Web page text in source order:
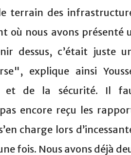
terrain des
où nous avons présenté
dessus, c’était juste
explique ainsi
et de la sécurité. Il
encore reçu les
charge lors
fois. Nous avons déjà